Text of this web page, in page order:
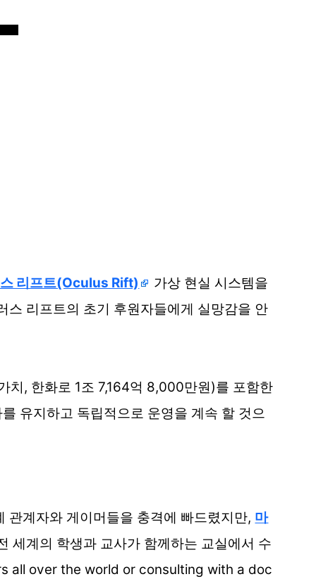
리프트(Oculus Rift)
가상 현실 시스템을
스 리프트의 초기 후원자들에게 실망감을 안
치, 한화로 1조 7,164억 8,000만원)를 포함한
유지하고 독립적으로 운영을 계속 할 것으
관계자와 게이머들을 충격에 빠드렸지만, 마
세계의 학생과 교사가 함께하는 교실에서 수
all over the world or consulting with a doc